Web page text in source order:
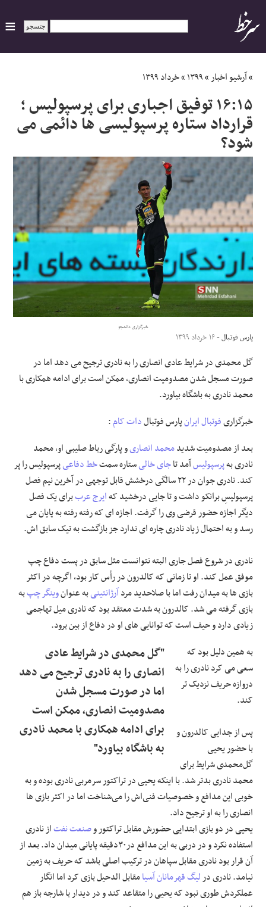
ایران
سیاسی
اقتصاد
ورزشی
جهان
اجتماعی
حوادث
علوم و فن آوری
»آرشیو اخبار»۱۳۹۹»خرداد ۱۳۹۹
۱۶:۱۵ توفیق اجباری برای پرسپولیس ؛
قرارداد ستاره پرسپولیسی ها دائمی می
شود؟
خبرگزاری دانشجو
پارس فوتبال- ۱۶ خرداد ۱۳۹۹
گل محمدی در شرایط عادی انصاری را به نادری ترجیح می دهد اما در
صورت مسجل شدن مصدومیت انصاری، ممکن است برای ادامه همکاری با
محمد نادری به باشگاه بیاورد.
خبرگزاریفوتبال ایرانپارس فوتبالدات کام:
بعد از مصدومیت شدیدمحمد انصاریو پارگی رباط صلیبی او، محمد
نادری بهپرسپولیسآمد تاجای خالیستاره سمتخط دفاعیپرسپولیس را پر
کند. نادری جوان در ۲۲ سالگی درخشش قابل توجهی در آخرین نیم فصل
پرسپولیسِ برانکو داشت و تا جایی درخشید کهایرج عرببرای یک فصل
دیگر اجازه حضور قرضی وی را گرفت. اجازه ای که رفته رفته به پایان می
رسد و به احتمال زیاد نادری چاره ای ندارد جز بازگشت به تیک سابق اش.
نادری در شروع فصل جاری البته نتوانست مثل سابق در پست دفاع چپ
موفق عمل کند. او تا زمانی که کالدرون در رأس کار بود، اگرچه در اکثر
بازی ها به میدان رفت اما با صلاحدید مردآرژانتینیبه عنوانوینگر چپبه
بازی گرفته می شد. کالدرون به شدت معتقد بود که نادری میل تهاجمی
زیادی دارد و حیف است که توانایی های او در دفاع از بین برود.
"گل محمدی در شرایط عادی
انصاری را به نادری ترجیح می دهد
اما در صورت مسجل شدن
مصدومیت انصاری، ممکن است
برای ادامه همکاری با محمد نادری
به باشگاه بیاورد"
به همین دلیل بود که
سعی می کرد نادری را به
دروازه حریف نزدیک تر
کند.
پس از جدایی کالدرون و
با حضور یحیی
گل‌محمدی شرایط برای
محمد نادری بدتر شد. با اینکه یحیی در تراکتور سرمربی نادری بوده و به
خوبی این مدافع و خصوصیات فنی‌اش را می‌شناخت اما در اکثر بازی ها
انصاری را به او ترجیح داد.
یحیی در دو بازی ابتدایی حضورش مقابل تراکتور وصنعت نفتاز نادری
استفاده نکرد و در دربی به این مدافع در۳۰دقیقه پایانی میدان داد. بعد از
آن قرار بود نادری مقابل سپاهان در ترکیب اصلی باشد که حریف به زمین
نیامد. نادری درلیگ قهرمانان آسیامقابل الدحیل بازی کرد اما انگار
عملکردش طوری نبود که یحیی را متقاعد کند و در دیدار با شارجه باز هم